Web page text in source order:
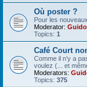
Où poster ?
Pour les
Moderator: Guido
Topics: 1
Café Court
Comme il n’y a
voulez (... et
Moderators:
Topics: 375